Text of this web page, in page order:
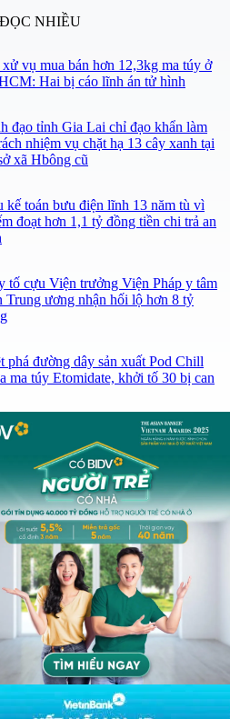
NHIỀU
vụ mua bán hơn 12,3kg ma túy ở
Hai bị cáo lĩnh án tử hình
đạo tỉnh Gia Lai chỉ đạo khẩn làm
nhiệm vụ chặt hạ 13 cây xanh tại
xã Hbông cũ
kế toán bưu điện lĩnh 13 năm tù vì
đoạt hơn 1,1 tỷ đồng tiền chi trả an
tố cựu Viện trưởng Viện Pháp y tâm
Trung ương nhận hối lộ hơn 8 tỷ
phá đường dây sản xuất Pod Chill
ma túy Etomidate, khởi tố 30 bị can